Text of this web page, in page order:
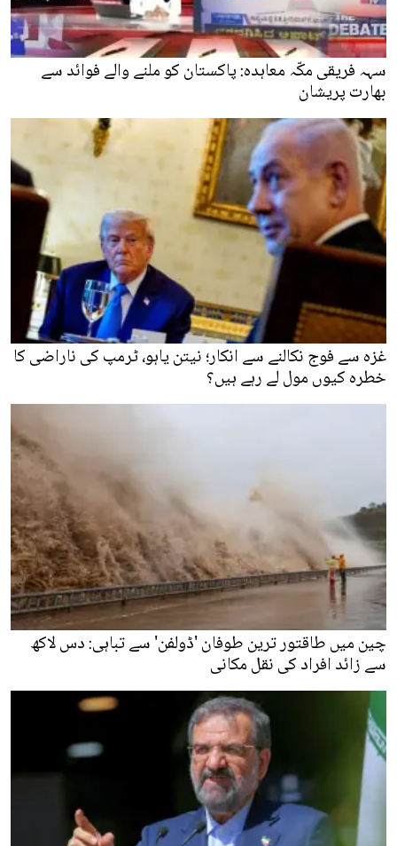
سہہ فریقی مکّہ معاہدہ: پاکستان کو ملنے والے فوائد سے
بھارت پریشان
غزہ سے فوج نکالنے سے انکار؛ نیتن یاہو، ٹرمپ کی ناراضی کا
خطرہ کیوں مول لے رہے ہیں؟
چین میں طاقتور ترین طوفان 'ڈولفن' سے تباہی: دس لاکھ
سے زائد افراد کی نقل مکانی